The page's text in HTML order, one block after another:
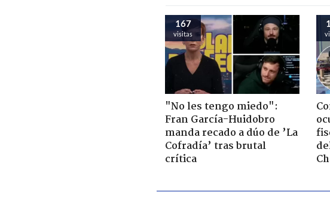
167
visitas
"No les tengo miedo":
Fran García-Huidobro
manda recado a dúo de ’La
Cofradía’ tras brutal
crítica